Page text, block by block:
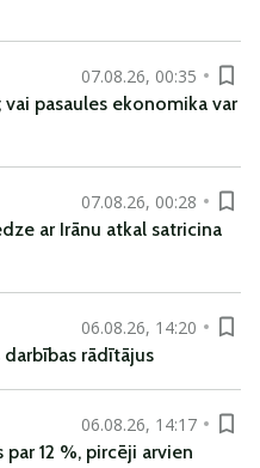
07.08.26, 00:35
pasaules ekonomika var
07.08.26, 00:28
ar Irānu atkal satricina
06.08.26, 14:20
rādītājus
06.08.26, 14:17
12 %, pircēji arvien